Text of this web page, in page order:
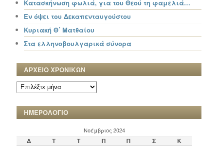
Κατασκήνωση φωλιά, για του Θεού τη φαμελιά…
Εν όψει του Δεκαπενταυγούστου
Κυριακή Θ΄ Ματθαίου
Στα ελληνοβουλγαρικά σύνορα
ΑΡΧΕΙΟ ΧΡΟΝΙΚΩΝ
ΑΡΧΕΙΟ
ΧΡΟΝΙΚΩΝ
ΗΜΕΡΟΛΟΓΙΟ
Νοέμβριος 2024
Δ Τ Τ Π Π Σ
Κ